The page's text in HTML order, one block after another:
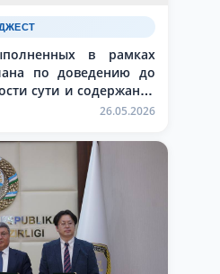
в рамках
по доведению до
сути и содержания
Послании Президента
Узбекистана
26.05.2026